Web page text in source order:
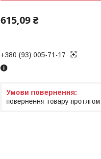
615,09 ₴
+380 (93) 005-71-17
повернення товару протягом